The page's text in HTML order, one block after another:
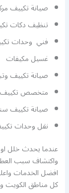
صيانة تكييف
تنظيف دكات
فني وحدات
غسيل مكيفات
صيانة تكييف
متخصص تكييف
صيانة تكييف
نقل وحدات
عندما يحدث خلل
واكتشاف سبب
افضل الخدمات
كل مناطق الكويت